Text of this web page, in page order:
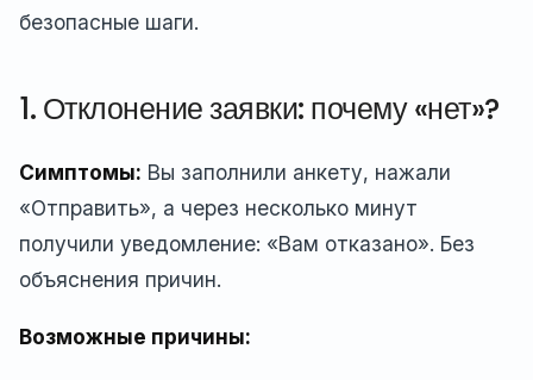
безопасные шаги.
1. Отклонение заявки: почему «нет»?
Симптомы: Вы заполнили анкету, нажали
«Отправить», а через несколько минут
получили уведомление: «Вам отказано». Без
объяснения причин.
Возможные причины: